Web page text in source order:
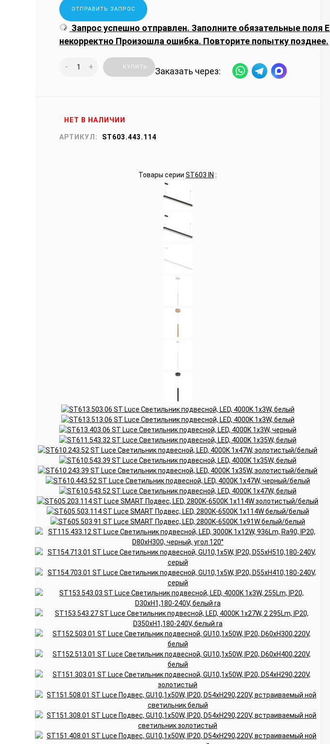
Запрос успешно отправлен. Заполните обязательные поля
некорректно Произошла ошибка. Повторите попытку позднее.
- + КУПИТЬ Заказать через:
НЕТ В НАЛИЧИИ
АРТИКУЛ: ST603.443.114
Товары серииST603 IN :